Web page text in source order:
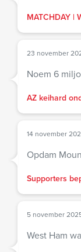
MATCHDAY |
23 november
Noem 6
AZ keihard
14 november
Opdam
Supporters
5 november
West Ham